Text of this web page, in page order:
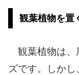
観葉植物を置
観葉植物は、
ズです。しか